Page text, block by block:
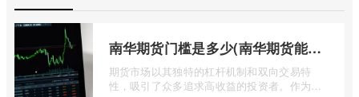
南华期货门槛是多少(南华期货能做国际期货吗)
期货市场以其独特的杠杆机制和双向交易特
性，吸引了众多追求高收益的投资者。作为中